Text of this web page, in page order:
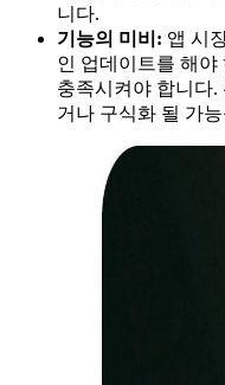
니다.
기능의 미비: 앱 시
인 업데이트를 해
충족시켜야 합니다
거나 구식화 될 가